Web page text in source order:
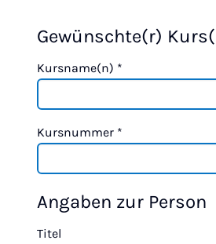
Gewünschte(r)
Kursname(n) *
Kursnummer *
Angaben zur Person
Titel